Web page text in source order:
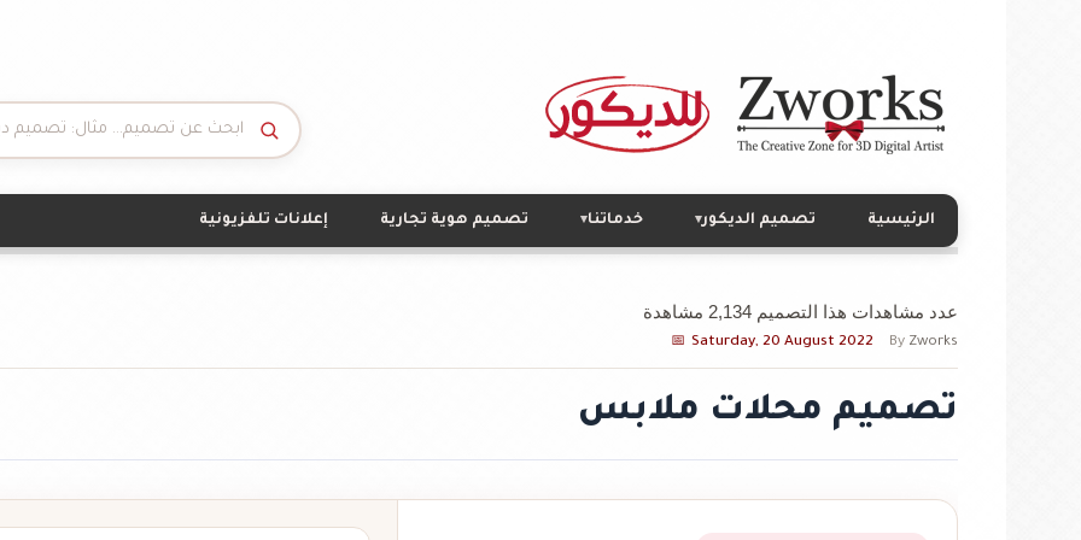
الرئيسية تصميم الديكور▾ خدماتنا▾ تصميم هوية تجارية إعلانات تلفزيونية
عدد مشاهدات هذا التصميم 2,134 مشاهدة
Saturday, 20 August 2022 By Zworks
تصميم محلات ملابس